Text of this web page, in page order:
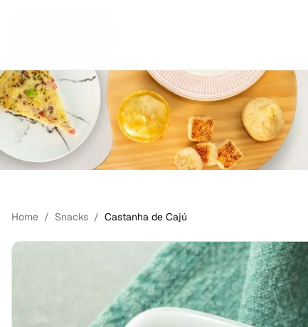
Home / Snacks / Castanha de Cajú